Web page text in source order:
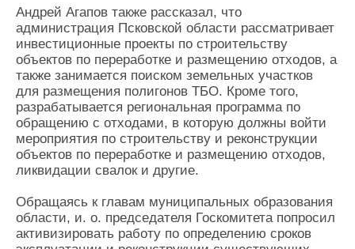
Андрей Агапов также рассказал, что
администрация Псковской области рассматривает
инвестиционные проекты по строительству
объектов по переработке и размещению отходов, а
также занимается поиском земельных участков
для размещения полигонов ТБО. Кроме того,
разрабатывается региональная программа по
обращению с отходами, в которую должны войти
мероприятия по строительству и реконструкции
объектов по переработке и размещению отходов,
ликвидации свалок и другие.
Обращаясь к главам муниципальных образования
области, и. о. председателя Госкомитета попросил
активизировать работу по определению сроков